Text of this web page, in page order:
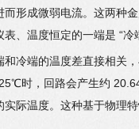
形成微弱电流。这两种
、温度恒定的一端是 “冷
冷端的温度差直接相关
时，回路会产生约
际温度。这种基于物理